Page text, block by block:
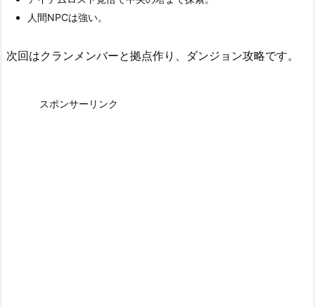
人間NPCは強い。
次回はクランメンバーと拠点作り、ダンジョン攻略です。
スポンサーリンク